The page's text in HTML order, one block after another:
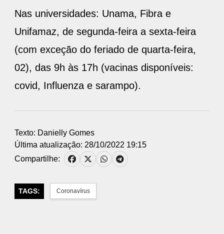
Nas universidades: Unama, Fibra e
Unifamaz, de segunda-feira a sexta-feira
(com exceção do feriado de quarta-feira,
02), das 9h às 17h (vacinas disponíveis:
covid, Influenza e sarampo).
Texto: Danielly Gomes
Última atualização: 28/10/2022 19:15
Compartilhe:
TAGS: Coronavírus